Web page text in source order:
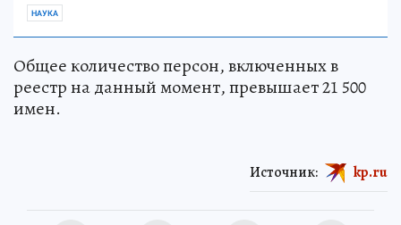
НАУКА
Общее количество персон, включенных в
реестр на данный момент, превышает 21 500
имен.
Источник: kp.ru